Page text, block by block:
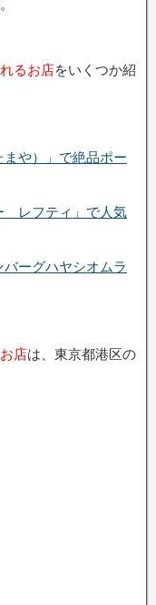
るお店をいくつか紹
や）」で絶品ポー
レフティ」で人気
ーグハヤシオムラ
店は、東京都港区の